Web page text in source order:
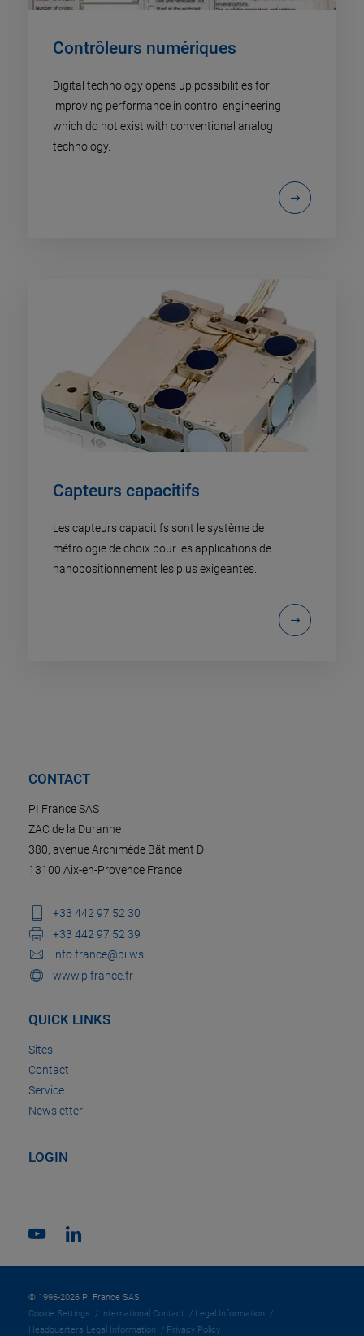
Contrôleurs numériques
Digital technology opens up possibilities for
improving performance in control engineering
which do not exist with conventional analog
technology.
Capteurs capacitifs
Les capteurs capacitifs sont le système de
métrologie de choix pour les applications de
nanopositionnement les plus exigeantes.
CONTACT
PI France SAS
ZAC de la Duranne
380, avenue Archimède Bâtiment D
13100 Aix-en-Provence France
+33 442 97 52 30
+33 442 97 52 39
info.france@pi.ws
www.pifrance.fr
QUICK LINKS
Sites
Contact
Service
Newsletter
LOGIN
© 1996-2026 PI France SAS
Cookie Settings
International Contact
Legal Information
Headquarters Legal Information
Privacy Policy